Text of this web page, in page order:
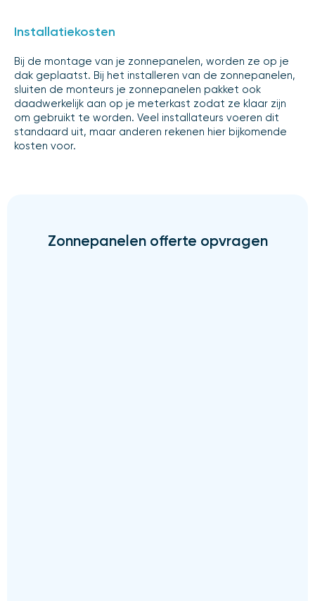
Installatiekosten
Bij de montage van je zonnepanelen, worden ze op je
dak geplaatst. Bij het installeren van de zonnepanelen,
sluiten de monteurs je zonnepanelen pakket ook
daadwerkelijk aan op je meterkast zodat ze klaar zijn
om gebruikt te worden. Veel installateurs voeren dit
standaard uit, maar anderen rekenen hier bijkomende
kosten voor.
Zonnepanelen offerte opvragen